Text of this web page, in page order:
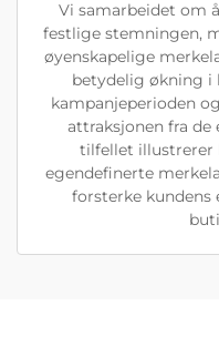
Vi samarbeidet om
festlige stemningen,
øyenskapelige
betydelig økning i
kampanjeperioden
attraksjonen fra de
tilfellet illustrerer
egendefinerte
forsterke